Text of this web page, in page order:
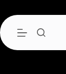
περιεχόμενο